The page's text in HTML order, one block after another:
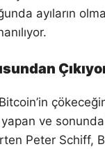
ayıların
ve
Peter Schiff,